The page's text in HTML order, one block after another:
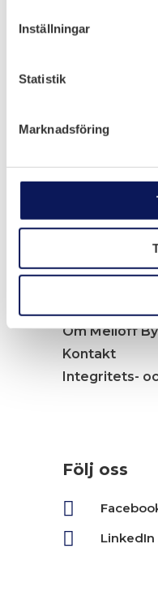
Inställningar
Statistik
Marknadsföring

Navigation
Tjänster
Arbete i
Arbete i
Om Melloff
Kontakt
Integritets-
Följ oss

 LinkedIn